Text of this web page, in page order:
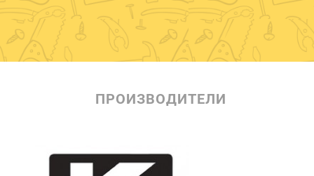
ПРОИЗВОДИТЕЛИ